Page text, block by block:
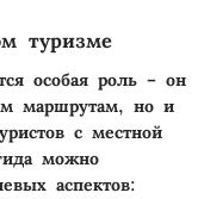
туризме
особая роль – он
маршрутам, но и
с местной
можно
аспектов: